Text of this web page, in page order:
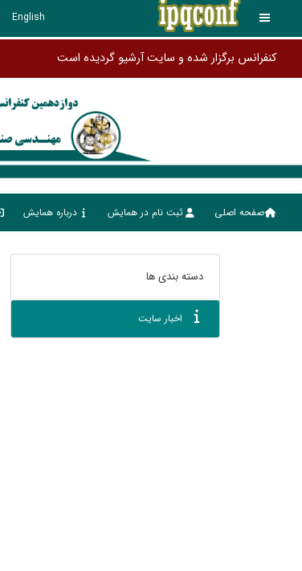
English
کنفرانس برگزار
صفحه اصلی ثبت نام در همایش درباره همایش
دسته بندی ها
اخبار سایت